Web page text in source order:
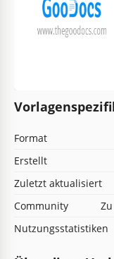
Format
Erstellt
Zuletzt aktualisiert
Community
Nutzungsstatistiken